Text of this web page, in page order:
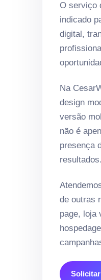
O serviço
indicado
digital,
Na
design
versão
não é
presença
resultados.
de outras
page, loja